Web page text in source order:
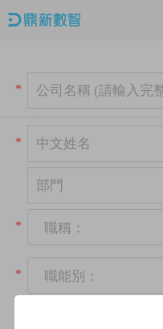
*
*
* 職稱：
* 職能別：